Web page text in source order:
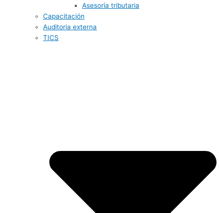
Asesoría tributaria
Capacitación
Auditoria externa
TICS